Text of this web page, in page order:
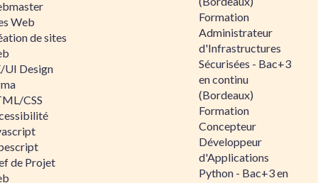
Web
de sites
UI Design
CSS
de Projet
Formation
Administrateur
d'Infrastructures
Sécurisées - Bac+3
en continu
(Bordeaux)
Formation
Concepteur
Développeur
d'Applications
Python - Bac+3 en